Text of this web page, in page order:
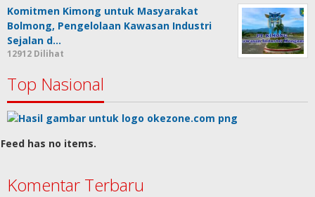
Komitmen Kimong untuk Masyarakat
Bolmong, Pengelolaan Kawasan Industri
Sejalan d…
12912 Dilihat
Top Nasional
Feed has no items.
Komentar Terbaru